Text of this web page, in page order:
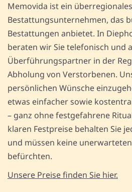
Memovida ist ein überregionales
Bestattungsunternehmen, das
Bestattungen anbietet. In
beraten wir Sie telefonisch und
Überführungspartner in der
Abholung von Verstorbenen.
persönlichen Wünsche
etwas einfacher sowie
– ganz ohne festgefahrene
klaren Festpreise behalten Sie
und müssen keine
befürchten.
Unsere Preise finden Sie hier.